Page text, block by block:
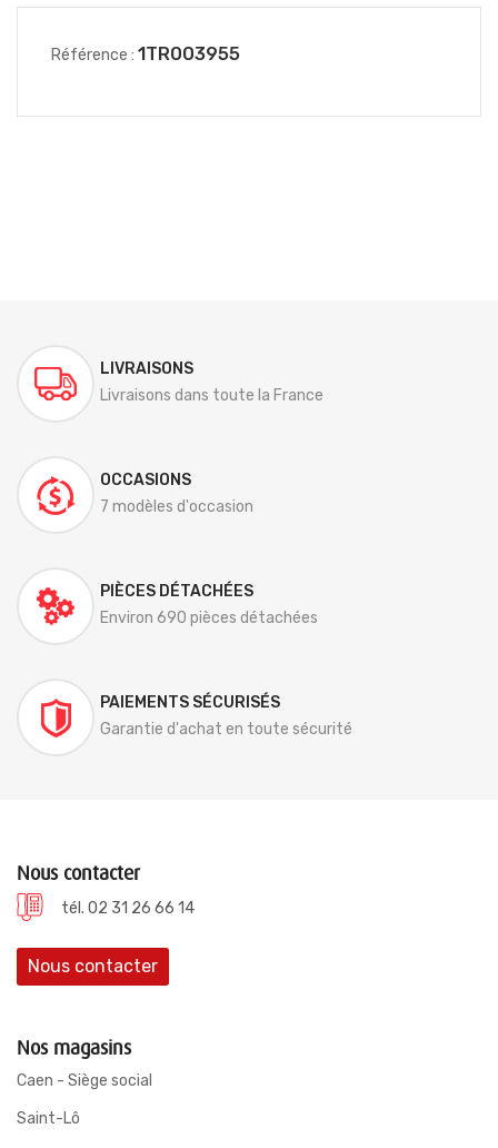
Référence : 1TR003955
LIVRAISONS
Livraisons dans toute la France
OCCASIONS
7 modèles d'occasion
PIÈCES DÉTACHÉES
Environ 690 pièces détachées
PAIEMENTS SÉCURISÉS
Garantie d'achat en toute sécurité
Nous contacter
tél. 02 31 26 66 14
Nous contacter
Nos magasins
Caen - Siège social
Saint-Lô